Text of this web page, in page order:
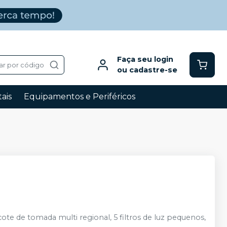
por código
Faça seu login
ou cadastre-se
Equipamentos e Periféricos
de tomada multi regional, 5 filtros de luz pequenos,